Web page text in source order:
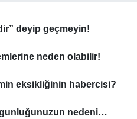
deyip geçmeyin!
neden olabilir!
eksikliğinin habercisi?
nedeni…